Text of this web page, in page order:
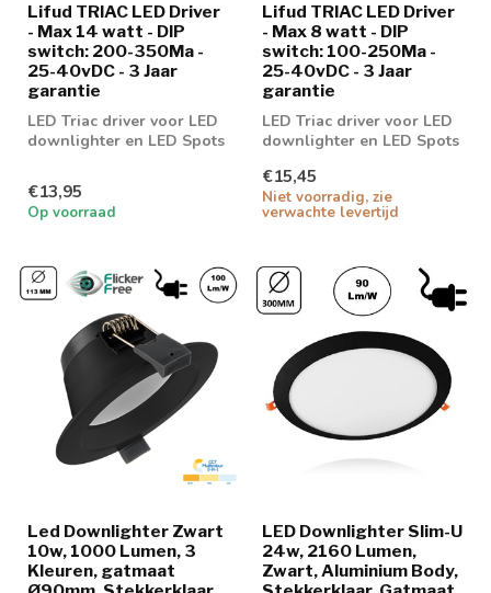
Lifud TRIAC LED Driver
- Max 14 watt - DIP
switch: 200-350Ma -
25-40vDC - 3 Jaar
garantie
LED Triac driver voor LED
downlighter en LED Spots
€13,95
Op voorraad
Lifud TRIAC LED Driver
- Max 8 watt - DIP
switch: 100-250Ma -
25-40vDC - 3 Jaar
garantie
LED Triac driver voor LED
downlighter en LED Spots
€15,45
Niet voorradig, zie
verwachte levertijd
Led Downlighter Zwart
10w, 1000 Lumen, 3
Kleuren, gatmaat
LED Downlighter Slim-U
24w, 2160 Lumen,
Zwart, Aluminium Body,